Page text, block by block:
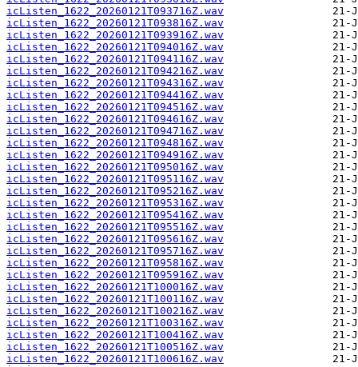
icListen_1622_20260121T093716Z.wav
icListen_1622_20260121T093816Z.wav
icListen_1622_20260121T093916Z.wav
icListen_1622_20260121T094016Z.wav
icListen_1622_20260121T094116Z.wav
icListen_1622_20260121T094216Z.wav
icListen_1622_20260121T094316Z.wav
icListen_1622_20260121T094416Z.wav
icListen_1622_20260121T094516Z.wav
icListen_1622_20260121T094616Z.wav
icListen_1622_20260121T094716Z.wav
icListen_1622_20260121T094816Z.wav
icListen_1622_20260121T094916Z.wav
icListen_1622_20260121T095016Z.wav
icListen_1622_20260121T095116Z.wav
icListen_1622_20260121T095216Z.wav
icListen_1622_20260121T095316Z.wav
icListen_1622_20260121T095416Z.wav
icListen_1622_20260121T095516Z.wav
icListen_1622_20260121T095616Z.wav
icListen_1622_20260121T095716Z.wav
icListen_1622_20260121T095816Z.wav
icListen_1622_20260121T095916Z.wav
icListen_1622_20260121T100016Z.wav
icListen_1622_20260121T100116Z.wav
icListen_1622_20260121T100216Z.wav
icListen_1622_20260121T100316Z.wav
icListen_1622_20260121T100416Z.wav
icListen_1622_20260121T100516Z.wav
icListen_1622_20260121T100616Z.wav